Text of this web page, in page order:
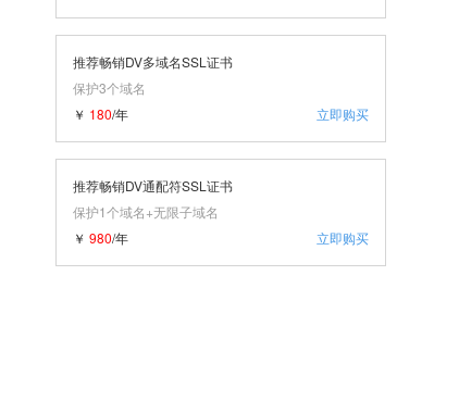
推荐畅销DV多域名SSL证书
保护3个域名
立即购买
￥ 180/年
推荐畅销DV通配符SSL证书
保护1个域名+无限子域名
立即购买
￥ 980/年